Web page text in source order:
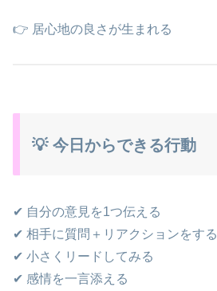
👉 居心地の良さが生まれる
💡 今日からできる行動
✔ 自分の意見を1つ伝える
✔ 相手に質問＋リアクションをする
✔ 小さくリードしてみる
✔ 感情を一言添える